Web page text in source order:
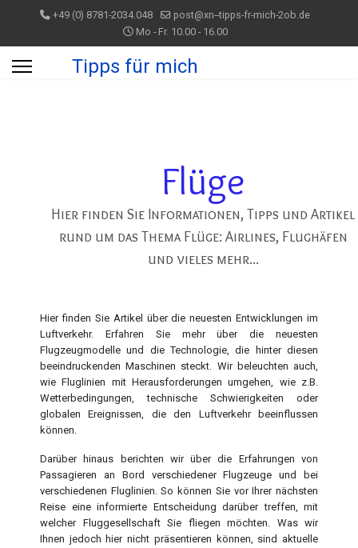
+49 (0) 8781-2034.048
post@xn--tipps-fr-mich-2ob.de
Mo - Fr. 10.00 - 16.00
Tipps für mich
Flüge
Hier finden Sie Informationen, Tipps und Artikel
rund um das Thema Flüge: Airlines, Flughäfen
und vieles mehr...
Hier finden Sie Artikel über die neuesten Entwicklungen im
Luftverkehr. Erfahren Sie mehr über die neuesten
Flugzeugmodelle und die Technologie, die hinter diesen
beeindruckenden Maschinen steckt. Wir beleuchten auch,
wie Fluglinien mit Herausforderungen umgehen, wie z.B.
Wetterbedingungen, technische Schwierigkeiten oder
globalen Ereignissen, die den Luftverkehr beeinflussen
können.
Darüber hinaus berichten wir über die Erfahrungen von
Passagieren an Bord verschiedener Flugzeuge und bei
verschiedenen Fluglinien. So können Sie vor Ihrer nächsten
Reise eine informierte Entscheidung darüber treffen, mit
welcher Fluggesellschaft Sie fliegen möchten. Was wir
Ihnen jedoch hier nicht präsentieren können, sind aktuelle